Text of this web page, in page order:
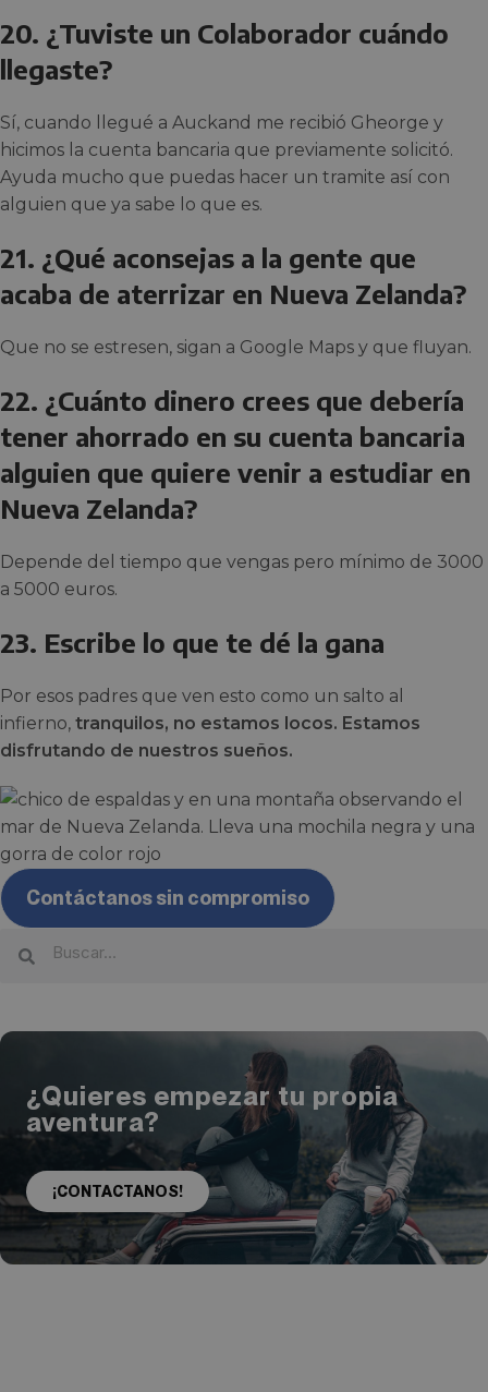
20. ¿Tuviste un Colaborador cuándo
llegaste?
Sí, cuando llegué a Auckand me recibió Gheorge y
hicimos la cuenta bancaria que previamente solicitó.
Ayuda mucho que puedas hacer un tramite así con
alguien que ya sabe lo que es.
21. ¿Qué aconsejas a la gente que
acaba de aterrizar en Nueva Zelanda?
Que no se estresen, sigan a Google Maps y que fluyan.
22. ¿Cuánto dinero crees que debería
tener ahorrado en su cuenta bancaria
alguien que quiere venir a estudiar en
Nueva Zelanda?
Depende del tiempo que vengas pero mínimo de 3000
a 5000 euros.
23. Escribe lo que te dé la gana
Por esos padres que ven esto como un salto al
infierno, tranquilos, no estamos locos. Estamos
disfrutando de nuestros sueños.
Contáctanos sin compromiso
¿Quieres empezar tu propia
aventura?
¡CONTACTANOS!